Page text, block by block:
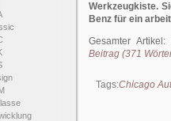
Werkzeugkiste.
Benz für ein
Gesamter
Beitrag (371
Tags:Chicago